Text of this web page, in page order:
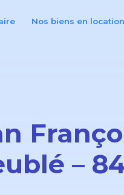
Nos biens en location
–